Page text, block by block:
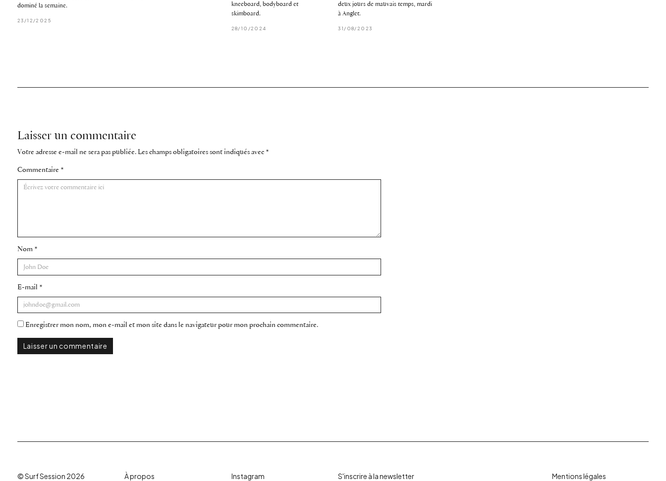
dominé la semaine.
23/12/2025
kneeboard, bodyboard et
skimboard.
28/10/2024
deux jours de mauvais temps, mardi
à Anglet.
31/08/2023
Laisser un commentaire
Votre adresse e-mail ne sera pas publiée. Les champs obligatoires sont indiqués avec *
Commentaire *
Nom *
E-mail *
Enregistrer mon nom, mon e-mail et mon site dans le navigateur pour mon prochain commentaire.
© Surf Session 2026 À propos Instagram S'inscrire à la newsletter Mentions légales